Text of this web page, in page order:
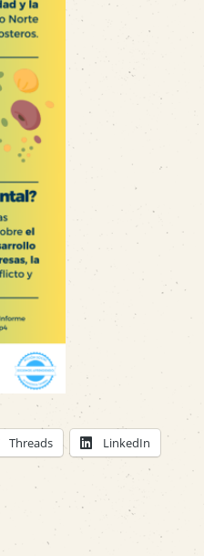
Threads LinkedIn